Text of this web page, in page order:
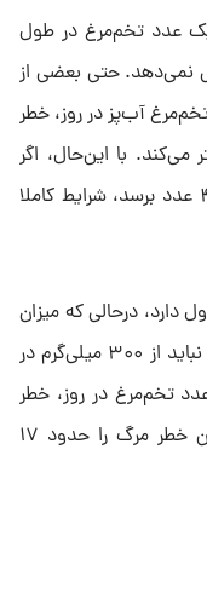
عدد تخم‌مرغ در طول
نمی‌دهد. حتی بعضی از
آب‌پز در روز، خطر
می‌کند. با این‌حال، اگر
میزان استفاده روزانه از تخم‌مرغ به ۳ تا ۴ عدد برسد، شرایط کاملا
کلسترول دارد، درحالی که میزان
کلسترول موجود در رژیم غذایی افراد سالم نباید از ۳۰۰ میلی‌گرم در
بیشتر باشد. بنابراین، مصرف ۳ تا ۴ عدد تخم‌مرغ در روز، خطر
ابتلا به بیماری‌های قلبی‌ـ‌عروقی و همچنین خطر مرگ را حدود ۱۷